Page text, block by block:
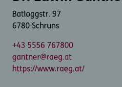
Batloggstr. 97
6780 Schruns
+43 5556 767800
gantner@raeg.at
https://www.raeg.at/